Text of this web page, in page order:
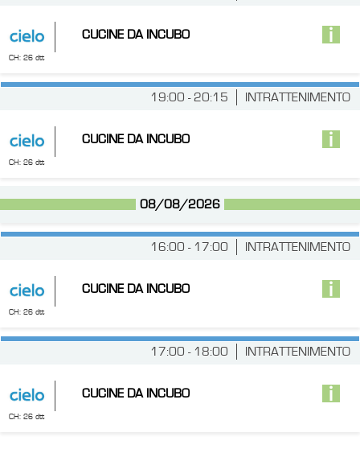
CH: 26 dtt
CUCINE DA INCUBO
INTRATTENIMENTO
19:00 - 20:15
CH: 26 dtt
CUCINE DA INCUBO
08/08/2026
INTRATTENIMENTO
16:00 - 17:00
CH: 26 dtt
CUCINE DA INCUBO
INTRATTENIMENTO
17:00 - 18:00
CH: 26 dtt
CUCINE DA INCUBO